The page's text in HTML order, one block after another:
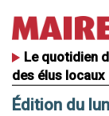
Le quotidien
des élus locaux
Édition du